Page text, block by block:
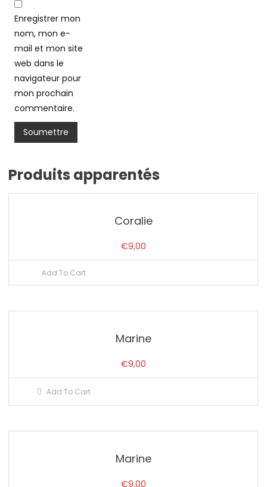
Enregistrer mon
nom, mon e-
mail et mon site
web dans le
navigateur pour
mon prochain
commentaire.
Produits apparentés
Coralie
€9,00
Add To Cart
Marine
€9,00
Add To Cart
Marine
€9,00